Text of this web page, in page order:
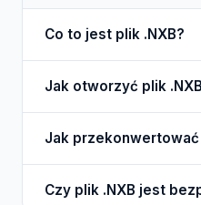
Co to jest plik .NXB?
są zbierane przez
Jak otworzyć plik
oprogramowania Nexus
analizę tych danych.
Jak przekonwertować
wymagać
Czy plik .NXB jest